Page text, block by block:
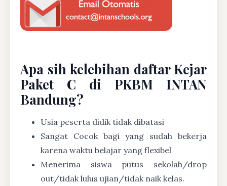
Apa sih kelebihan daftar Kejar
Paket C di PKBM INTAN
Bandung?
Usia peserta didik tidak dibatasi
Sangat Cocok bagi yang sudah bekerja
karena waktu belajar yang flexibel
Menerima siswa putus sekolah/drop
out/tidak lulus ujian/tidak naik kelas.